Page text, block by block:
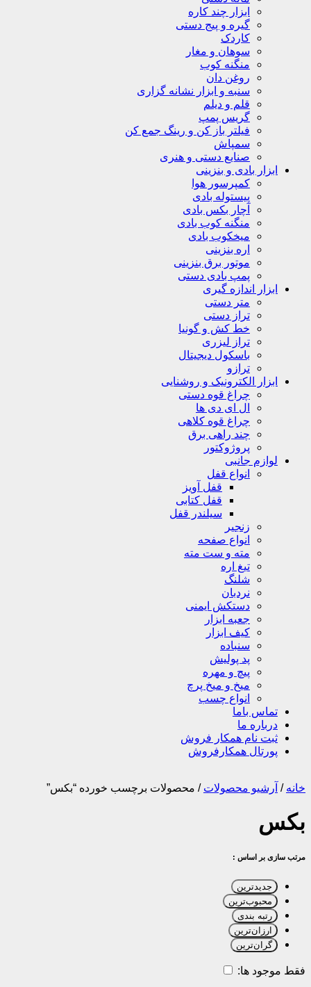
ابزار چند کاره
گیره و پیج دستی
کاردک
سوهان و مغار
منگنه کوب
روغن دان
سنبه و ابزار نشانه گزاری
قلم و دیلم
گریس پمپ
فیلتر باز کن و رینگ جمع کن
سمپاش
صنایع دستی و هنری
ابزار بادی و بنزینی
کمپرسور هوا
پیستوله بادی
آچار بکس بادی
منگنه کوب بادی
میخکوب بادی
اره بنزینی
موتور برق بنزینی
پمپ بادی دستی
ابزار اندازه گیری
متر دستی
تراز دستی
خط کش و گونیا
تراز لیزری
باسکول دیجیتال
ترازو
ابزار الکترونیک و روشنایی
چراغ قوه دستی
ال ای دی ها
چراغ قوه کلاهی
چند راهی برق
پروژوکتور
لوازم جانبی
انواع قفل
قفل آویز
قفل کتابی
سیلندر قفل
زنجیر
انواع صفحه
مته و ست مته
تیغ اره
شلنگ
نردبان
دستکش ایمنی
جعبه ابزار
کیف ابزار
سنباده
پد پولیش
پیچ و مهره
میخ و میخ پرچ
انواع چسب
تماس باما
درباره ما
ثبت نام همکار فروش
پورتال همکارفروش
خانه / آرشیو محصولات / محصولات برچسب خورده “بکس”
بکس
مرتب سازی بر اساس :
جدیدترین
محبوب‌ترین
رتبه بندی
ارزان‌ترین
گران‌ترین
فقط موجود ها: